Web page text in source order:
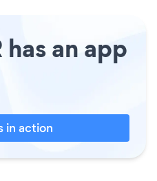
has an app
in action